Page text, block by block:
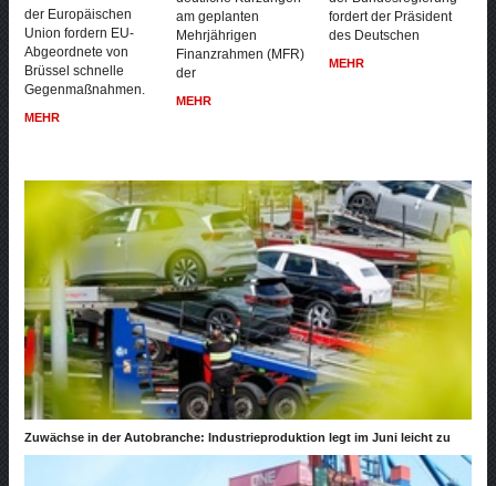
der Europäischen
Union fordern EU-
Abgeordnete von
Brüssel schnelle
Gegenmaßnahmen.
MEHR
am geplanten
Mehrjährigen
Finanzrahmen (MFR)
der
MEHR
fordert der Präsident
des Deutschen
MEHR
Zuwächse in der Autobranche: Industrieproduktion legt im Juni leicht zu